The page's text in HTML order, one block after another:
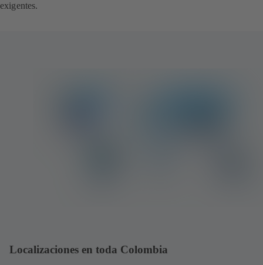
exigentes.
Localizaciones en toda Colombia